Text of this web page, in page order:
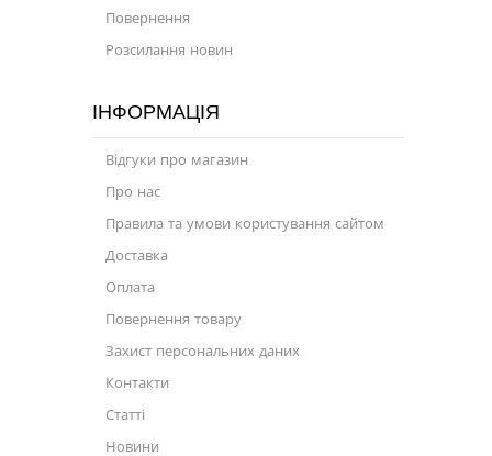
Моторна олива для мотоцикла
Оливи для зброї
Промислова програма
Технологічні рідини
Зимова програма
Повернення
Розсилання новин
ІНФОРМАЦІЯ
Відгуки про магазин
Про нас
Правила та умови користування сайтом
Доставка
Оплата
Повернення товару
Захист персональних даних
Контакти
Статті
Новини